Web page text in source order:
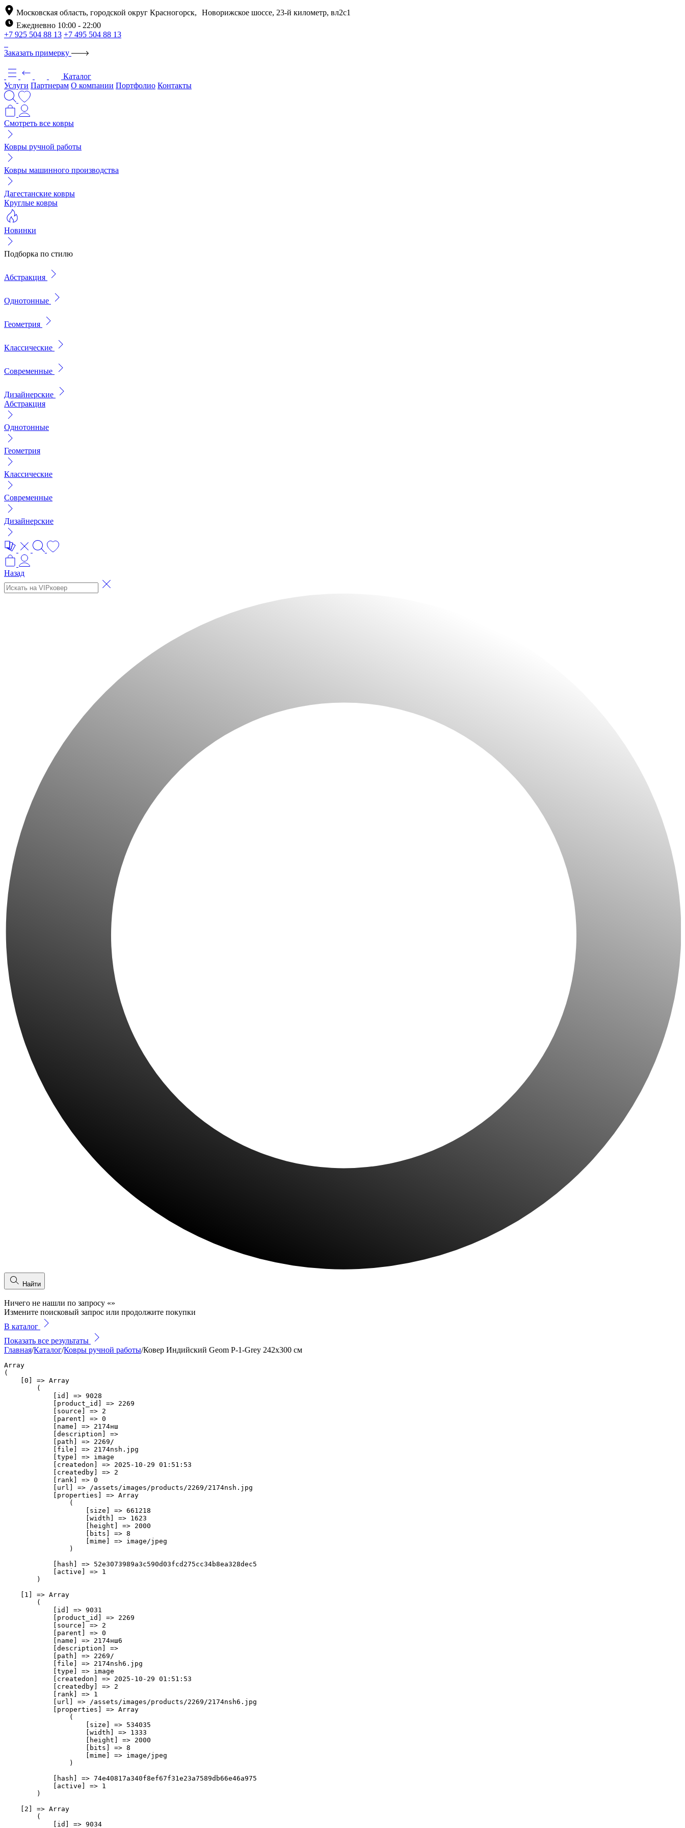
Московская область, городской округ Красногорск, Новорижское шоссе, 23-й километр, вл2с1
Ежедневно 10:00 - 22:00
+7 925 504 88 13 +7 495 504 88 13
Заказать примерку
Каталог
Услуги Партнерам О компании Портфолио Контакты
Смотреть все ковры
Ковры ручной работы
Ковры машинного производства
Дагестанские ковры
Круглые ковры
Новинки
Подборка по стилю
Абстракция
Однотонные
Геометрия
Классические
Современные
Дизайнерские
Абстракция
Однотонные
Геометрия
Классические
Современные
Дизайнерские
Назад
Найти
Ничего не нашли по запросу «»
Измените поисковый запрос или продолжите покупки
В каталог
Показать все результаты
Главная/Каталог/Ковры ручной работы/Ковер Индийский Geom P-1-Grey 242x300 см
Array
(
    [0] => Array
        (
            [id] => 9028
            [product_id] => 2269
            [source] => 2
            [parent] => 0
            [name] => 2174нш
            [description] =>
            [path] => 2269/
            [file] => 2174nsh.jpg
            [type] => image
            [createdon] => 2025-10-29 01:51:53
            [createdby] => 2
            [rank] => 0
            [url] => /assets/images/products/2269/2174nsh.jpg
            [properties] => Array
                (
                    [size] => 661218
                    [width] => 1623
                    [height] => 2000
                    [bits] => 8
                    [mime] => image/jpeg
                )
            [hash] => 52e3073989a3c590d03fcd275cc34b8ea328dec5
            [active] => 1
        )
    [1] => Array
        (
            [id] => 9031
            [product_id] => 2269
            [source] => 2
            [parent] => 0
            [name] => 2174нш6
            [description] =>
            [path] => 2269/
            [file] => 2174nsh6.jpg
            [type] => image
            [createdon] => 2025-10-29 01:51:53
            [createdby] => 2
            [rank] => 1
            [url] => /assets/images/products/2269/2174nsh6.jpg
            [properties] => Array
                (
                    [size] => 534035
                    [width] => 1333
                    [height] => 2000
                    [bits] => 8
                    [mime] => image/jpeg
                )
            [hash] => 74e40817a340f8ef67f31e23a7589db66e46a975
            [active] => 1
        )
    [2] => Array
        (
            [id] => 9034